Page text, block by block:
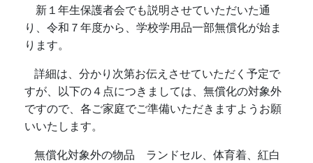
新１年生保護者会でも説明させていただいた通
り、令和７年度から、学校学用品一部無償化が始ま
ります。
詳細は、分かり次第お伝えさせていただく予定で
すが、以下の４点につきましては、無償化の対象外
ですので、各ご家庭でご準備いただきますようお願
いいたします。
無償化対象外の物品 ランドセル、体育着、紅白